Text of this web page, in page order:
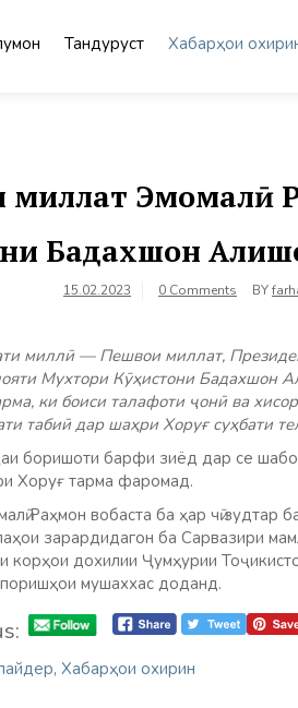
Тандурустӣ Хабарҳои
миллат Эмомалӣ
Бадахшон
15.02.2023 0 Comments BY
миллӣ — Пешвои миллат,
Мухтори Кӯҳистони Бадахшон
ки боиси талафоти ҷонӣ ва
табиӣ дар шаҳри Хоруғ суҳбати
боришоти барфи зиёд дар се
Хоруғ тарма фаромад.
Раҳмон вобаста ба ҳар чӣ зудтар
зарардидагон ба Сарвазири
корҳои дохилии Ҷумҳурии
мушаххас доданд.
, Хабарҳои охирин